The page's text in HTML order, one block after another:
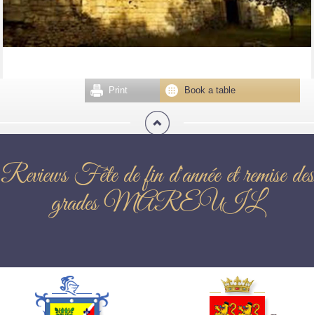
Book a table
Print
Reviews Fête de fin d'année et remise des
grades MAREUIL